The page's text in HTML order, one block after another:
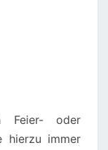
Feier- oder
hierzu immer